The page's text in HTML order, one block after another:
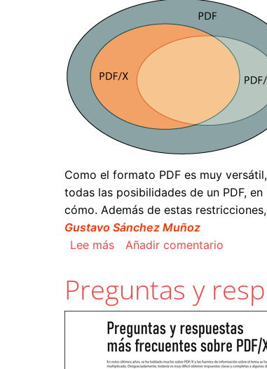
Como el formato PDF es muy
todas las posibilidades de un PDF,
cómo. Además de estas
Gustavo Sánchez Muñoz
Lee mássobre Los estándares PDF/X
Añadir comentario
Preguntas y